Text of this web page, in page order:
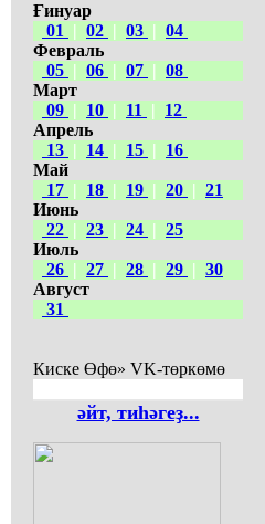
Ғинуар
01
| 02 | 03 | 04
Февраль
05 | 06 | 07 | 08
Март
09 | 10 | 11 |
12
Апрель
13 | 14 | 15 |
16
Май
17 | 18 | 19 | 20 | 21
Июнь
22 | 23 | 24 | 25
Июль
26 | 27 | 28 | 29 | 30
Август
31
Киске Өфө» VK-төркөмө
әйт, тиһәгеҙ...